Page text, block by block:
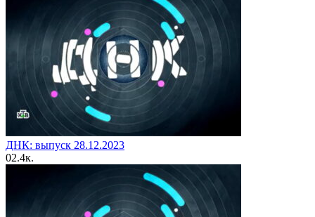
ДНК: выпуск 28.12.2023
02.4к.